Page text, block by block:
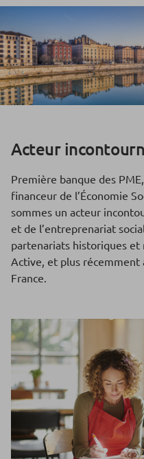
Acteur
Première banque des
financeur de l’Économie
sommes un acteur
et de l’entreprenariat
partenariats historiques et
Active, et plus récemment
France.